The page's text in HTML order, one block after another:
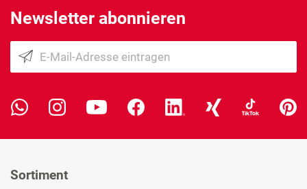
Newsletter abonnieren
Sortiment